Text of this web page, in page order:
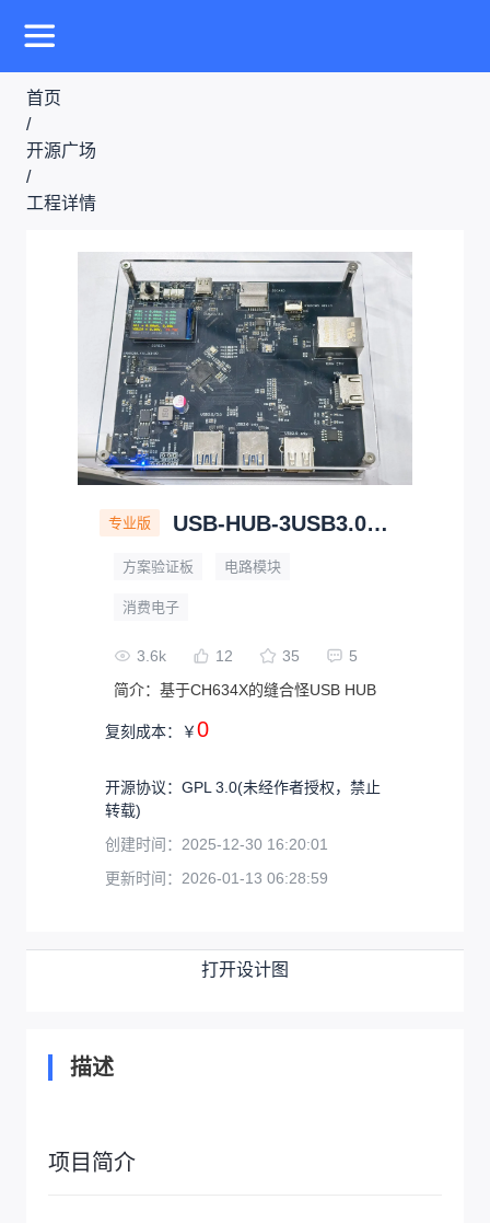
首页
/
开源广场
/
工程详情
专业版 USB-HUB-3USB3.0+1HDMI
方案验证板 电路模块
消费电子
3.6k 12 35
5
简介： 基于CH634X的缝合怪USB HUB
复刻成本： ￥0
开源协议： GPL 3.0(未经作者授权，禁止
转载)
创建时间： 2025-12-30 16:20:01
更新时间： 2026-01-13 06:28:59
打开设计图
描述
项目简介